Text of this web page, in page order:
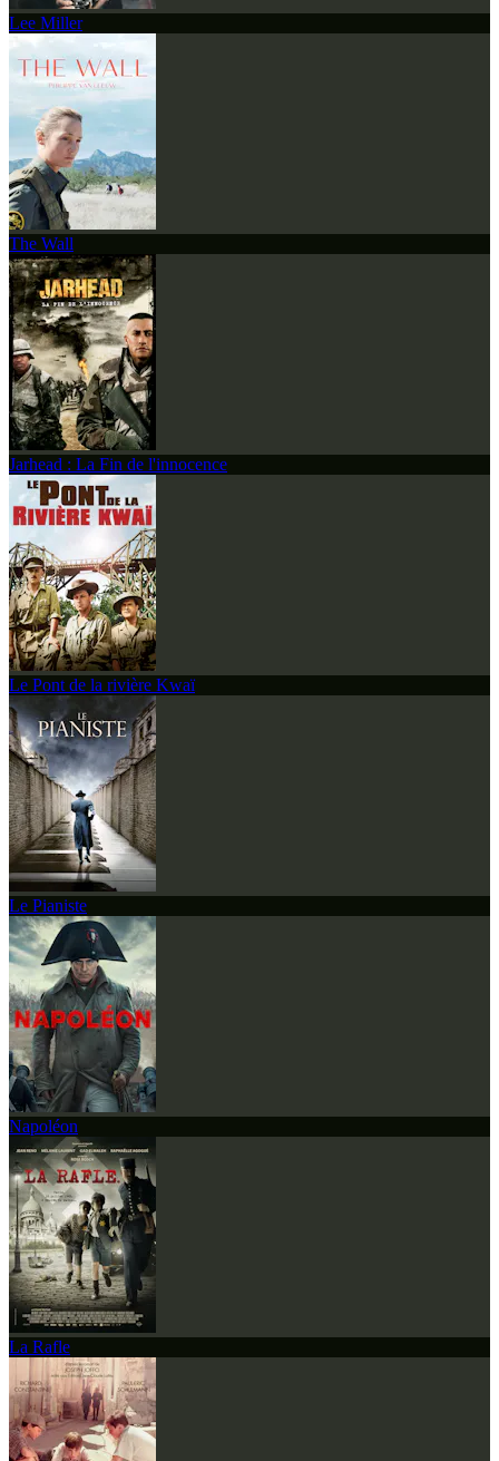
Lee Miller
The Wall
Jarhead : La Fin de l'innocence
Le Pont de la rivière Kwaï
Le Pianiste
Napoléon
La Rafle